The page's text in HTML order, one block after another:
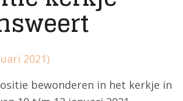
2021)
bewonderen in het kerkje in